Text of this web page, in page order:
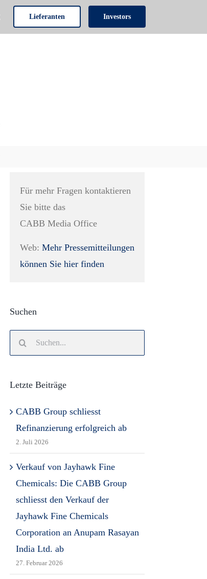
Lieferanten Investors
Für mehr Fragen kontaktieren
Sie bitte das
CABB Media Office
Web: Mehr Pressemitteilungen
können Sie hier finden
Suchen
Search
for:
Letzte Beiträge
CABB Group schliesst
Refinanzierung erfolgreich ab
2. Juli 2026
Verkauf von Jayhawk Fine
Chemicals: Die CABB Group
schliesst den Verkauf der
Jayhawk Fine Chemicals
Corporation an Anupam Rasayan
India Ltd. ab
27. Februar 2026